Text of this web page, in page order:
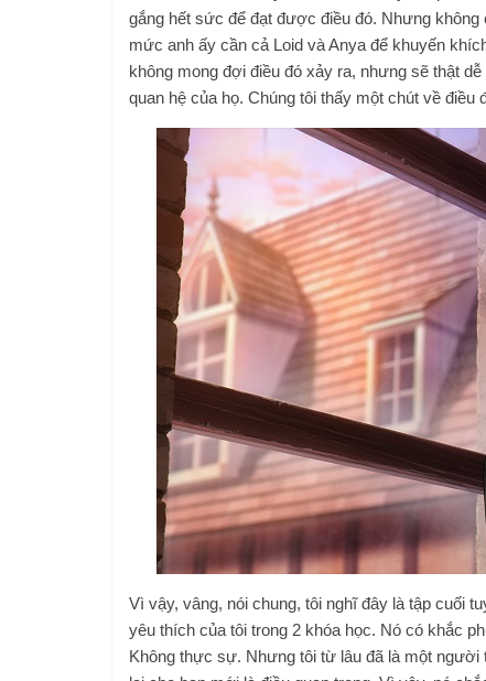
gắng hết sức để đạt được điều đó. Nhưng
mức anh ấy cần cả Loid và Anya để khuyến
không mong đợi điều đó xảy ra, nhưng sẽ thật
quan hệ của họ. Chúng tôi thấy một chút về điều
Vì vậy, vâng, nói chung, tôi nghĩ đây là tập cuối
yêu thích của tôi trong 2 khóa học. Nó có khắc
Không thực sự. Nhưng tôi từ lâu đã là một